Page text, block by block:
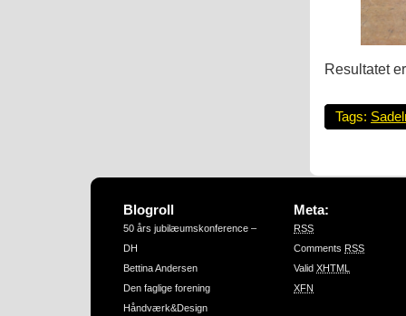
Resultatet
Tags:
Blogroll
50 års jubilæumskonference –
DH
Bettina Andersen
Den faglige forening
Håndværk&Design
Meta:
RSS
Comments RSS
Valid XHTML
XFN